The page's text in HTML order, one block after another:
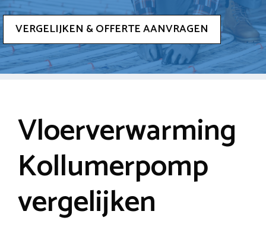
VERGELIJKEN & OFFERTE AANVRAGEN
Vloerverwarming
Kollumerpomp
vergelijken